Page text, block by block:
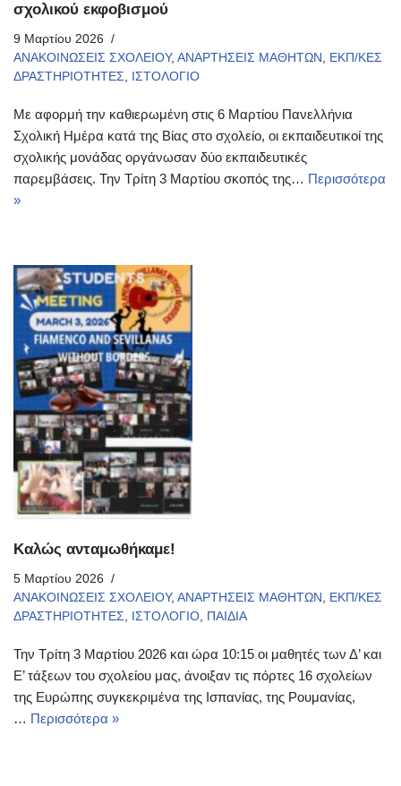
σχολικού εκφοβισμού
9 Μαρτίου 2026
ΑΝΑΚΟΙΝΩΣΕΙΣ ΣΧΟΛΕΙΟΥ, ΑΝΑΡΤΗΣΕΙΣ ΜΑΘΗΤΩΝ , ΕΚΠ/ΚΕΣ
ΔΡΑΣΤΗΡΙΟΤΗΤΕΣ, ΙΣΤΟΛΟΓΙΟ
Με αφορμή την καθιερωμένη στις 6 Μαρτίου Πανελλήνια
Σχολική Ημέρα κατά της Βίας στο σχολείο, οι εκπαιδευτικοί της
σχολικής μονάδας οργάνωσαν δύο εκπαιδευτικές
παρεμβάσεις. Την Τρίτη 3 Μαρτίου σκοπός της… Περισσότερα
»
Καλώς ανταμωθήκαμε!
5 Μαρτίου 2026
ΑΝΑΚΟΙΝΩΣΕΙΣ ΣΧΟΛΕΙΟΥ, ΑΝΑΡΤΗΣΕΙΣ ΜΑΘΗΤΩΝ , ΕΚΠ/ΚΕΣ
ΔΡΑΣΤΗΡΙΟΤΗΤΕΣ, ΙΣΤΟΛΟΓΙΟ, ΠΑΙΔΙΑ
Την Τρίτη 3 Μαρτίου 2026 και ώρα 10:15 οι μαθητές των Δ’ και
Ε’ τάξεων του σχολείου μας, άνοιξαν τις πόρτες 16 σχολείων
της Ευρώπης συγκεκριμένα της Ισπανίας, της Ρουμανίας,
… Περισσότερα »